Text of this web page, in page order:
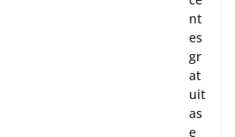
nt
es
gr
at
uit
as
e